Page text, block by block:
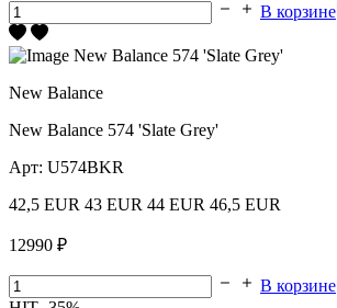
В корзине
New Balance
New Balance 574 'Slate Grey'
Арт: U574BKR
42,5 EUR 43 EUR 44 EUR 46,5 EUR
12990 ₽
В корзине